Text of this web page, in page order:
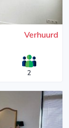
Verhuurd
2